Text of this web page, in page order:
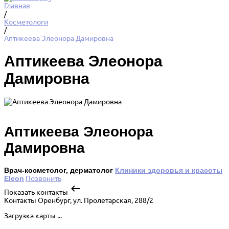
Главная
/
Косметологи
/
Аптикеева Элеонора Дамировна
Аптикеева Элеонора
Дамировна
Аптикеева Элеонора
Дамировна
Врач-косметолог, дерматолог Клиники здоровья и красоты
Eleon Позвонить
Показать контакты
Контакты Оренбург, ул. Пролетарская, 288/2
Загрузка карты ...